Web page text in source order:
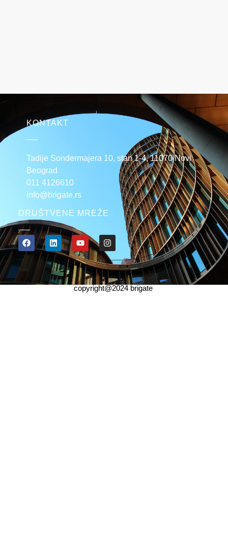
KONTAKT
Tadije Sondermajera 10, stan 1-4, 11070 Novi
Beograd
011 4126610
info@brigate.rs
DRUŠTVENE MREŽE
copyright@2024 brigate